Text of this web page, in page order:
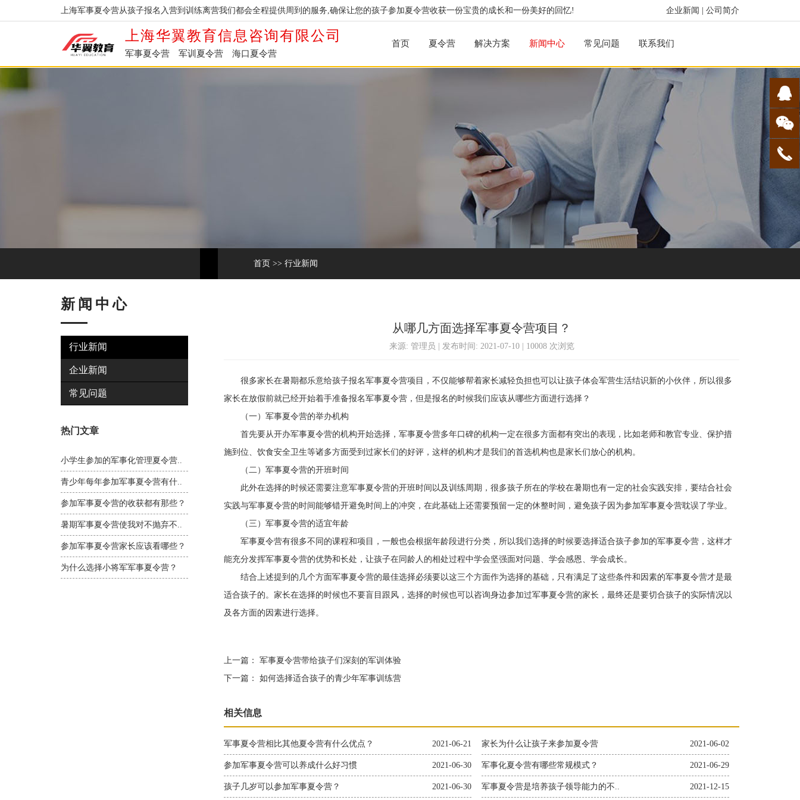
企业新闻 公司简介
上海军事夏令营从孩子报名入营到训练离营我们都会全程提供周到的服务,确保让您的孩子参加夏令营收获一份宝贵的成长和一份美好的回忆!
上海华翼教育信息咨询有限公司
军事夏令营 军训夏令营 海口夏令营
首页 夏令营 解决方案 新闻中心 常见问题 联系我们
首页 >> 行业新闻
新闻中心
行业新闻
企业新闻
常见问题
热门文章
小学生参加的军事化管理夏令营..
青少年每年参加军事夏令营有什..
参加军事夏令营的收获都有那些？
暑期军事夏令营使我对不抛弃不..
参加军事夏令营家长应该看哪些？
为什么选择小将军军事夏令营？
从哪几方面选择军事夏令营项目？
来源: 管理员 | 发布时间: 2021-07-10 | 10008 次浏览
很多家长在暑期都乐意给孩子报名军事夏令营项目，不仅能够帮着家长减轻负担也可以让孩子体会军营生活结识新的小伙伴，所以很多
家长在放假前就已经开始着手准备报名军事夏令营，但是报名的时候我们应该从哪些方面进行选择？
（一）军事夏令营的举办机构
首先要从开办军事夏令营的机构开始选择，军事夏令营多年口碑的机构一定在很多方面都有突出的表现，比如老师和教官专业、保护措
施到位、饮食安全卫生等诸多方面受到过家长们的好评，这样的机构才是我们的首选机构也是家长们放心的机构。
（二）军事夏令营的开班时间
此外在选择的时候还需要注意军事夏令营的开班时间以及训练周期，很多孩子所在的学校在暑期也有一定的社会实践安排，要结合社会
实践与军事夏令营的时间能够错开避免时间上的冲突，在此基础上还需要预留一定的休整时间，避免孩子因为参加军事夏令营耽误了学业。
（三）军事夏令营的适宜年龄
军事夏令营有很多不同的课程和项目，一般也会根据年龄段进行分类，所以我们选择的时候要选择适合孩子参加的军事夏令营，这样才
能充分发挥军事夏令营的优势和长处，让孩子在同龄人的相处过程中学会坚强面对问题、学会感恩、学会成长。
结合上述提到的几个方面军事夏令营的最佳选择必须要以这三个方面作为选择的基础，只有满足了这些条件和因素的军事夏令营才是最
适合孩子的。家长在选择的时候也不要盲目跟风，选择的时候也可以咨询身边参加过军事夏令营的家长，最终还是要切合孩子的实际情况以
及各方面的因素进行选择。
上一篇：
军事夏令营带给孩子们深刻的军训体验
下一篇：
如何选择适合孩子的青少年军事训练营
相关信息
2021-06-21
军事夏令营相比其他夏令营有什么优点？ 2021-06-02
家长为什么让孩子来参加夏令营
2021-06-30
参加军事夏令营可以养成什么好习惯 2021-06-29
军事化夏令营有哪些常规模式？
2021-06-30
孩子几岁可以参加军事夏令营？ 2021-12-15
军事夏令营是培养孩子领导能力的不..